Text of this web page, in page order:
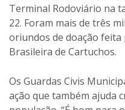
Terminal Rodoviário na
22. Foram mais de três
oriundos de doação feita
Brasileira de Cartuchos.
Os Guardas Civis
ação que também ajuda